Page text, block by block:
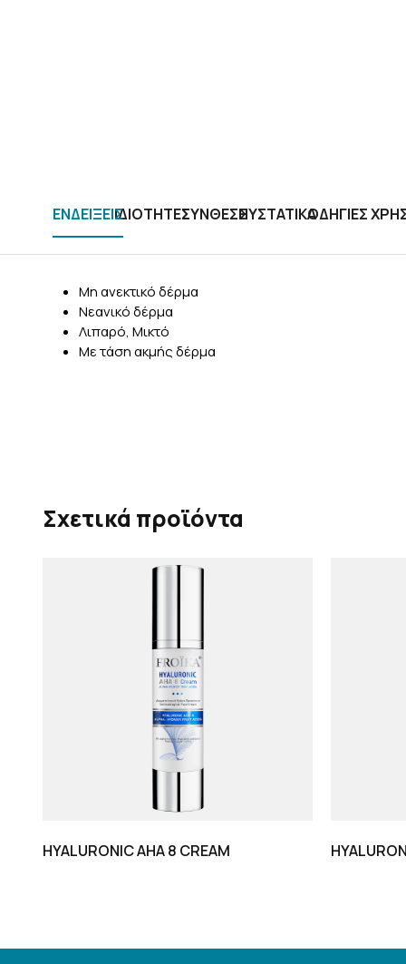
ΕΝΔΕΙΞΕΙΣΙΔΙΟΤΗΤΕΣΣΥΝΘΕΣΗΣΥΣΤΑΤΙΚΑΟΔΗΓΙΕΣ
Μη ανεκτικό δέρμα
Νεανικό δέρμα
Λιπαρό, Μικτό
Με τάση ακμής δέρμα
Σχετικά προϊόντα
HYALURONIC AHA 8 CREAM